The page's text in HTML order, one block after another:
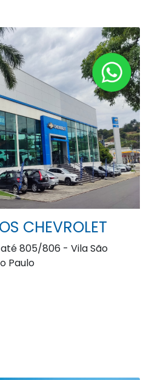
CHEVROLET
até 805/806 - Vila São
Paulo